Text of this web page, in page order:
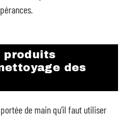
produits
des
de main qu’il faut utiliser